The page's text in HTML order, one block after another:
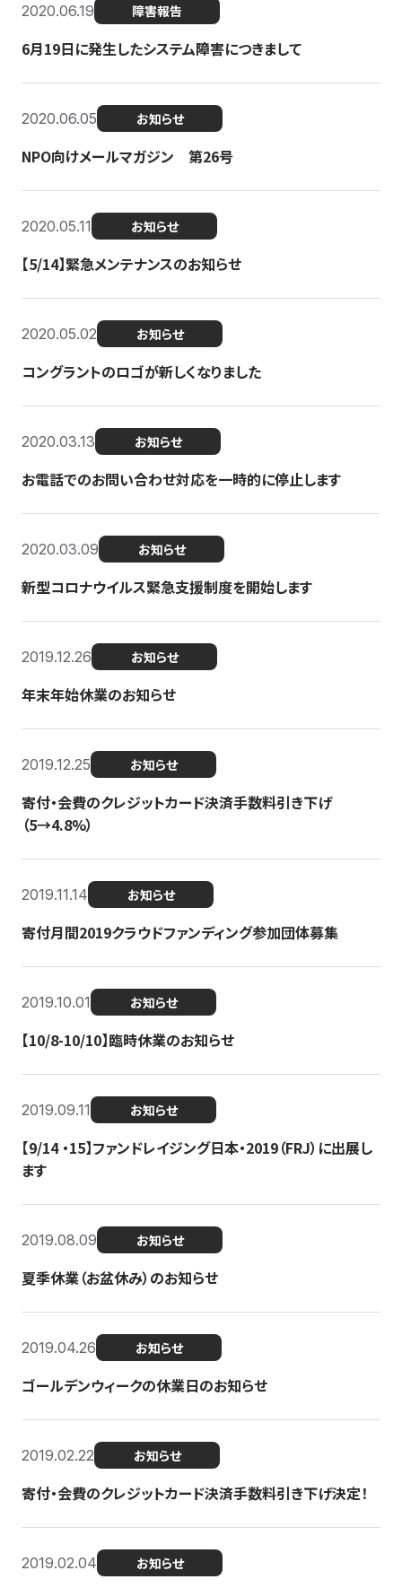
2020.06.19 障害報告
6月19日に発生したシステム障害につきまして
2020.06.05 お知らせ
NPO向けメールマガジン 第26号
2020.05.11 お知らせ
【5/14】緊急メンテナンスのお知らせ
2020.05.02 お知らせ
コングラントのロゴが新しくなりました
2020.03.13 お知らせ
お電話でのお問い合わせ対応を一時的に停止します
2020.03.09 お知らせ
新型コロナウイルス緊急支援制度を開始します
2019.12.26 お知らせ
年末年始休業のお知らせ
2019.12.25 お知らせ
寄付・会費のクレジットカード決済手数料引き下げ
（5→4.8%）
2019.11.14 お知らせ
寄付月間2019クラウドファンディング参加団体募集
2019.10.01 お知らせ
【10/8-10/10】臨時休業のお知らせ
2019.09.11 お知らせ
【9/14 ・15】ファンドレイジング日本・2019（FRJ）に出展し
ます
2019.08.09 お知らせ
夏季休業（お盆休み）のお知らせ
2019.04.26 お知らせ
ゴールデンウィークの休業日のお知らせ
2019.02.22 お知らせ
寄付・会費のクレジットカード決済手数料引き下げ決定！
2019.02.04 お知らせ